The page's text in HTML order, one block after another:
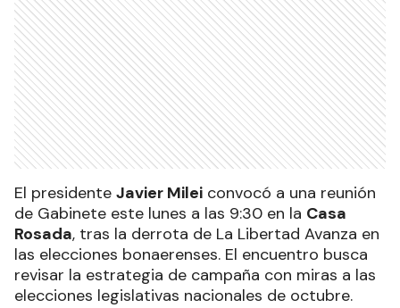
El presidente Javier Milei convocó a una reunión
de Gabinete este lunes a las 9:30 en la Casa
Rosada, tras la derrota de La Libertad Avanza en
las elecciones bonaerenses. El encuentro busca
revisar la estrategia de campaña con miras a las
elecciones legislativas nacionales de octubre.